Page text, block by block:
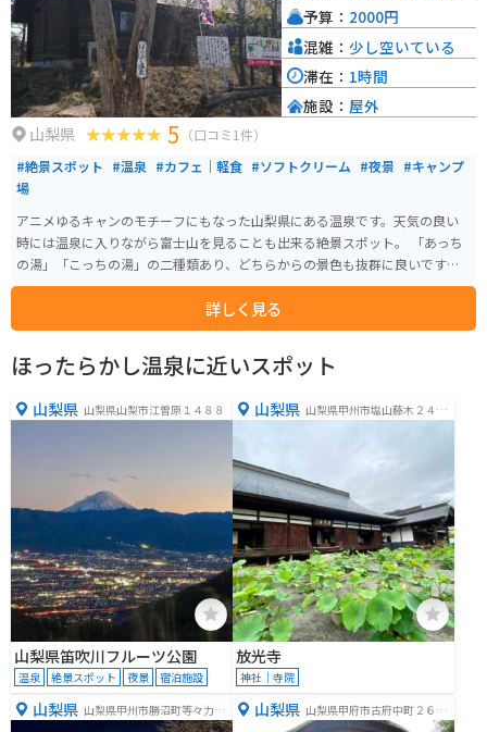
山梨県 5 （口コミ1件）
#絶景スポット #温泉 #カフェ｜軽食 #ソフトクリーム #夜景 #キャンプ
場
アニメゆるキャンのモチーフにもなった山梨県にある温泉です。天気の良い
時には温泉に入りながら富士山を見ることも出来る絶景スポット。 「あっち
の湯」「こっちの湯」の二種類あり、どちらからの景色も抜群に良いです。
高地にあるので道中にて下を見下ろすと色々な果物の花が視界に入るので、
富士山だけを目当てに来た人は良い意味で裏切られます。春は一面桜が咲き
誇るのもまた良し。
詳しく見る
予算： 2000円
混雑： 少し空いている
滞在： 1時間
施設： 屋外
ほったらかし温泉に近いスポット
山梨県 山梨県山梨市江曽原１４８８
山梨県笛吹川フルーツ公園
温泉 絶景スポット 夜景 宿泊施設
山梨県 山梨県甲州市塩山藤木２４３
放光寺
神社｜寺院
山梨県 山梨県甲州市勝沼町等々力１
山梨県 山梨県甲府市古府中町２６１
１